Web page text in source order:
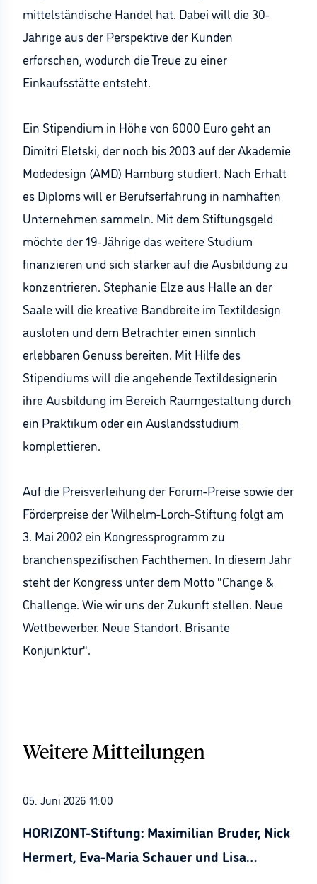
mittelständische Handel hat. Dabei will die 30-
Jährige aus der Perspektive der Kunden
erforschen, wodurch die Treue zu einer
Einkaufsstätte entsteht.
Ein Stipendium in Höhe von 6000 Euro geht an
Dimitri Eletski, der noch bis 2003 auf der Akademie
Modedesign (AMD) Hamburg studiert. Nach Erhalt
es Diploms will er Berufserfahrung in namhaften
Unternehmen sammeln. Mit dem Stiftungsgeld
möchte der 19-Jährige das weitere Studium
finanzieren und sich stärker auf die Ausbildung zu
konzentrieren. Stephanie Elze aus Halle an der
Saale will die kreative Bandbreite im Textildesign
ausloten und dem Betrachter einen sinnlich
erlebbaren Genuss bereiten. Mit Hilfe des
Stipendiums will die angehende Textildesignerin
ihre Ausbildung im Bereich Raumgestaltung durch
ein Praktikum oder ein Auslandsstudium
komplettieren.
Auf die Preisverleihung der Forum-Preise sowie der
Förderpreise der Wilhelm-Lorch-Stiftung folgt am
3. Mai 2002 ein Kongressprogramm zu
branchenspezifischen Fachthemen. In diesem Jahr
steht der Kongress unter dem Motto "Change &
Challenge. Wie wir uns der Zukunft stellen. Neue
Wettbewerber. Neue Standort. Brisante
Konjunktur".
Weitere Mitteilungen
05. Juni 2026 11:00
HORIZONT-Stiftung: Maximilian Bruder, Nick
Hermert, Eva-Maria Schauer und Lisa